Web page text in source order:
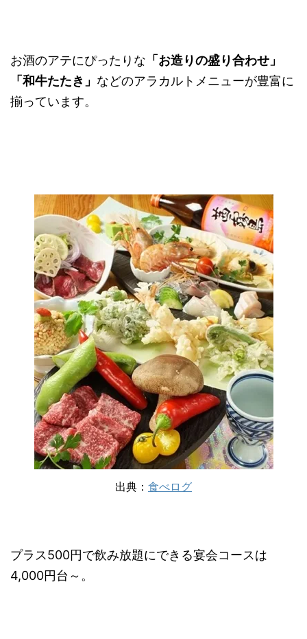
お酒のアテにぴったりな 「お造りの盛り合わせ」
「和牛たたき」 などのアラカルトメニューが豊富に
揃っています。
出典： 食べログ
プラス500円で飲み放題にできる宴会コースは
4,000円台～。